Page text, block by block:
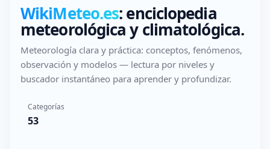
WikiMeteo.es: enciclopedia
meteorológica y climatológica.
Meteorología clara y práctica: conceptos, fenómenos,
observación y modelos — lectura por niveles y
buscador instantáneo para aprender y profundizar.
Categorías
53